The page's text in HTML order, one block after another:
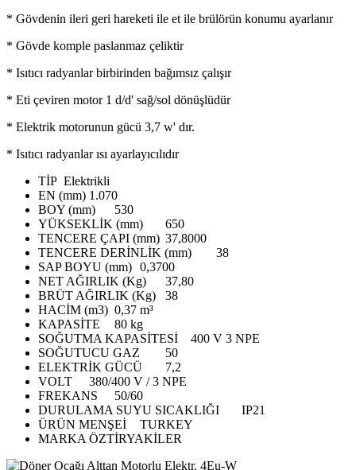
* Gövdenin ileri geri hareketi ile et ile brülörün konumu ayarlanır
* Gövde komple paslanmaz çeliktir
* Isıtıcı radyanlar birbirinden bağımsız çalışır
* Eti çeviren motor 1 d/d' sağ/sol dönüşlüdür
* Elektrik motorunun gücü 3,7 w' dır.
* Isıtıcı radyanlar ısı ayarlayıcılıdır
TİP Elektrikli
EN (mm) 1.070
BOY (mm)
530
YÜKSEKLİK (mm)
650
TENCERE ÇAPI (mm) 37,8000
TENCERE DERİNLİK (mm)
38
SAP BOYU (mm) 0,3700
NET AĞIRLIK (Kg)
37,80
BRÜT AĞIRLIK (Kg)
38
HACİM (m3) 0,37 m³
KAPASİTE
80 kg
SOĞUTMA KAPASİTESİ
400 V 3 NPE
SOĞUTUCU GAZ
50
ELEKTRİK GÜCÜ
7,2
VOLT
380/400 V / 3 NPE
FREKANS
50/60
DURULAMA SUYU SICAKLIĞI
IP21
ÜRÜN MENŞEİ
TURKEY
MARKA ÖZTİRYAKİLER